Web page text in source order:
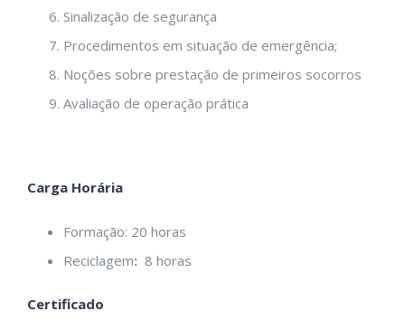
Sinalização de segurança
Procedimentos em situação de emergência;
Noções sobre prestação de primeiros socorros
Avaliação de operação prática
Carga Horária
Formação: 20 horas
Reciclagem: 8 horas
Certificado